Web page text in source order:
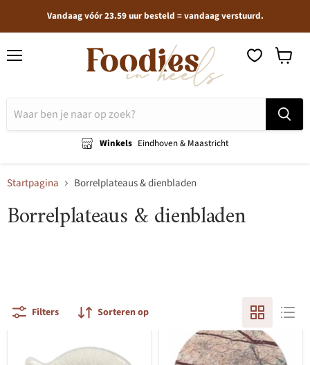
Vandaag vóór 23.59 uur besteld = vandaag verstuurd.
Winkels Eindhoven & Maastricht
Startpagina Borrelplateaus & dienbladen
Borrelplateaus & dienbladen
Filters Sorteren op